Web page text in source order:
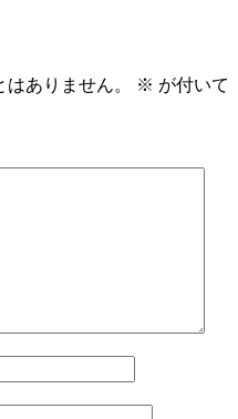
ありません。 ※ が付いて